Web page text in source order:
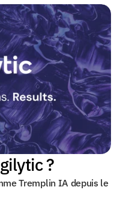
?
Tremplin IA depuis le